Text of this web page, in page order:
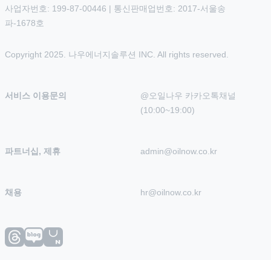
사업자번호: 199-87-00446 | 통신판매업번호: 2017-서울송
파-1678호
Copyright 2025. 나우에너지솔루션 INC. All rights reserved.
서비스 이용문의
@오일나우 카카오톡채널
(10:00~19:00)
파트너십, 제휴 admin@oilnow.co.kr
채용 hr@oilnow.co.kr